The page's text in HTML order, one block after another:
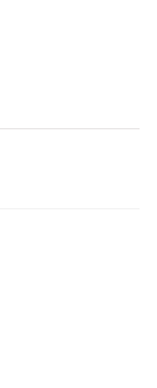
via X -
via
nieuwsbericht
dit